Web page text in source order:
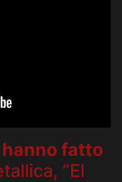
fatto
”El